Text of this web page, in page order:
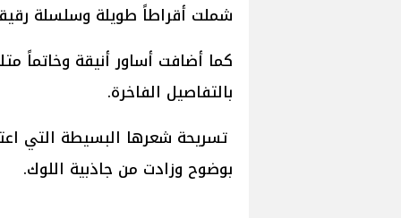
شملت أقراطاً طويلة وسلسلة
كما أضافت أساور أنيقة وخاتماً
بالتفاصيل الفاخرة.
تسريحة شعرها البسيطة التي
بوضوح وزادت من جاذبية اللوك.